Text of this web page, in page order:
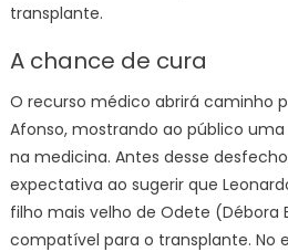
transplante.
A chance de cura
O recurso médico abrirá caminho
Afonso, mostrando ao público
na medicina. Antes desse
expectativa ao sugerir que
filho mais velho de Odete (Débora
compatível para o transplante. No